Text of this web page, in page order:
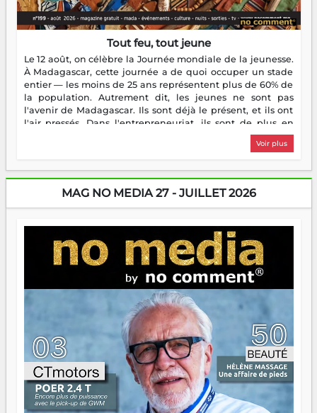
Tout feu, tout jeune
Le 12 août, on célèbre la Journée mondiale de la jeunesse.
À Madagascar, cette journée a de quoi occuper un stade
entier — les moins de 25 ans représentent plus de 60% de
la population. Autrement dit, les jeunes ne sont pas
l'avenir de Madagascar. Ils sont déjà le présent, et ils ont
l'air pressés. Dans l'entrepreneuriat, ils sont de plus en
plus nombreux à se lancer, à créer, à risquer — souvent
sans filet, souvent sans aide, mais toujours avec cette
dorment vraiment la nuit. En culture, les nouvelles sont
encore meilleures. Aina Rasamoelina vient de décrocher le
Prix RFI Instrumental Afrique. Miangaly Elia rafle le Prix
jeunes qui tiennent la torche. Alors oui, on pourrait
s'arrêter là, applaudir et rentrer chez soi satisfait. Mais ce
serait passer à côté d'une chose essentielle. La fougue, ça
brûle fort — et parfois, ça brûle vite. Une flamme sans
direction peut éclairer autant qu'elle peut consumer. C'est
là que les aînés entrent en scène — pas pour reprendre le
gouvernail, mais pour montrer où sont les récifs. Les jeunes
ont la force, les vieux ont l'expérience, comme on dit. Ce
n'est pas un combat de générations — c'est une question
d'équipage. Partagez vos réussites, mais aussi vos échecs.
Surtout vos échecs, d'ailleurs — ils enseignent mieux que
n'importe quel manuel. À Madagascar, la barque avance.
Il faut juste s'assurer que tout le monde rame dans le
même sens.
Voir plus
MAG NO MEDIA 27 - JUILLET 2026